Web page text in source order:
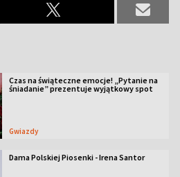
Czas na świąteczne emocje! „Pytanie na
śniadanie” prezentuje wyjątkowy spot
Gwiazdy
Dama Polskiej Piosenki - Irena Santor